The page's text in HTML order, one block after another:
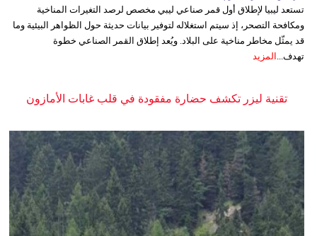
تستعد ليبيا لإطلاق أول قمر صناعي ليبي مخصص لرصد التغيرات المناخية
ومكافحة التصحر، إذ سيتم استغلاله لتوفير بيانات حديثة حول الظواهر البيئية وما
قد يمثّل مخاطر مناخية على البلاد. ويُعد إطلاق القمر الصناعي خطوة
تهدف...
المزيد
تقنية ليزر تكشف حضارة مفقودة في قلب غابات الأمازون